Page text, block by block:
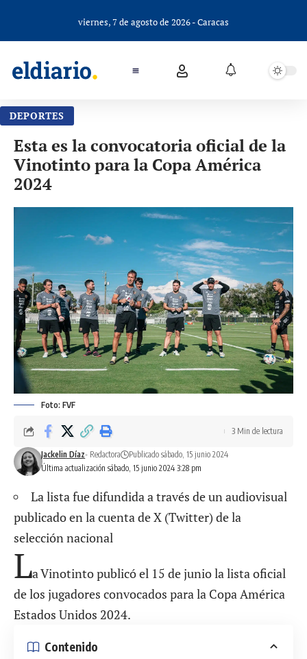
viernes, 7 de agosto de 2026 - Caracas
DEPORTES
Esta es la convocatoria oficial de la
Vinotinto para la Copa América
2024
Foto: FVF
Última actualización sábado, 15 junio 2024 3:28 pm
Jackelin Díaz- Redactora Publicado sábado, 15 junio 2024
3 Min de lectura
La lista fue difundida a través de un audiovisual
publicado en la cuenta de X (Twitter) de la
selección nacional
La Vinotinto publicó el 15 de junio la lista oficial
de los jugadores convocados para la Copa América
Estados Unidos 2024.
Contenido